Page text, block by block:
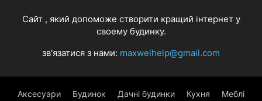
Cайт , який допоможе створити кращий інтернет у
своему будинку.
зв'язатися з нами: maxwelhelp@gmail.com
Аксесуари Будинок Дачні будинки Кухня Меблі